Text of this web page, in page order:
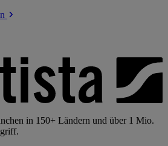
in 150+ Ländern und über 1 Mio.